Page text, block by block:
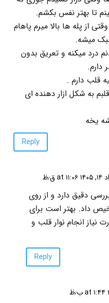
تا بهتر نفس بکشم.
از پله ها بالا میرم پاهام
میشه.
درد میکنه و تعریق بدون
دارم.
قلب دارم .
به شکل ازار دهنده ای
یخه
Reply
دقیق دارد و از روی
داد. بهتر است برای
انجام نوار قلب و
Reply